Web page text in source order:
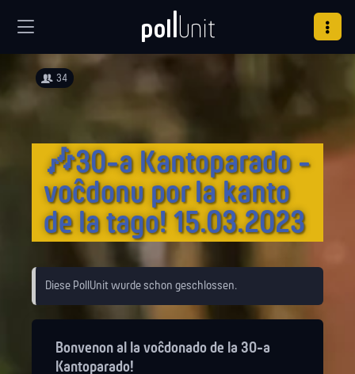
34
🎶30-a Kantoparado -
voĉdonu por la kanto
de la tago! 15.03.2023
Diese PollUnit wurde schon geschlossen.
Bonvenon al la voĉdonado de la 30-a
Kantoparado!